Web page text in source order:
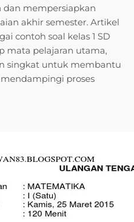
mempersiapkan
akhir semester. Artikel
contoh soal kelas 1 SD
mata pelajaran utama,
singkat untuk membantu
proses